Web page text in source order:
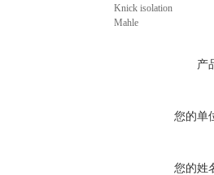
Knick isolation
Mahle
产
您的单
您的姓